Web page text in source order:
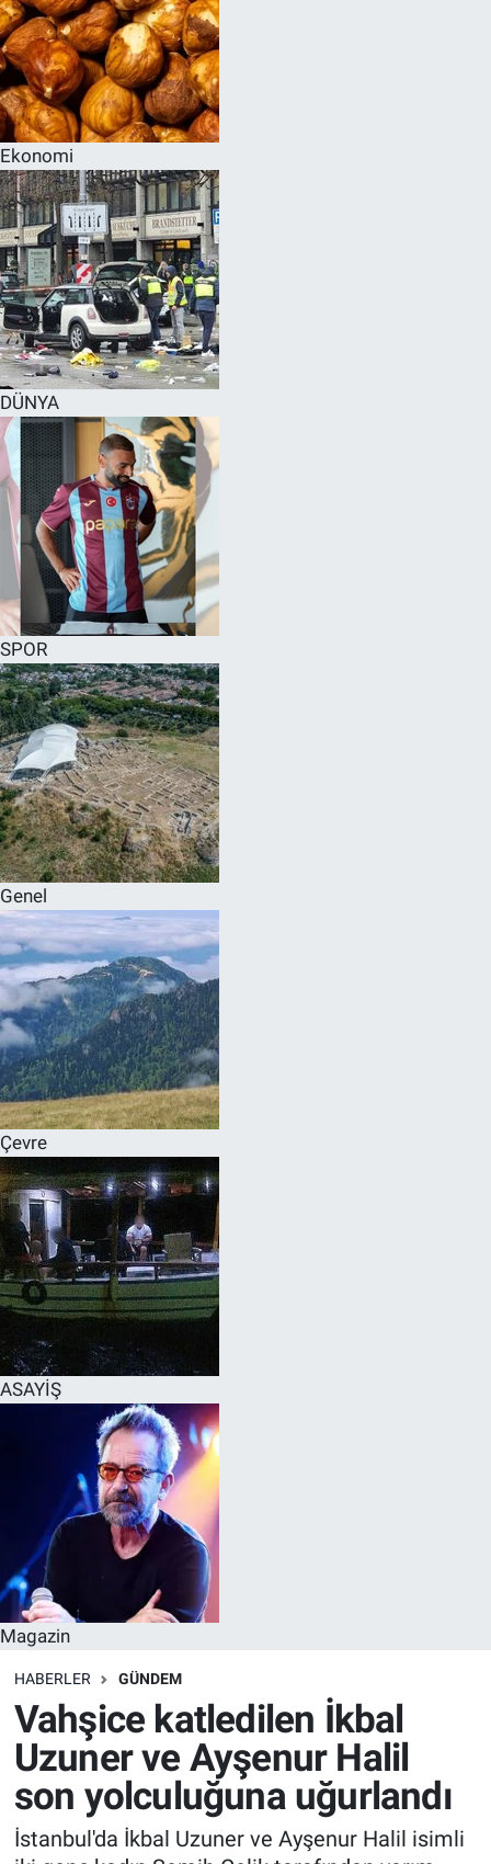
Ekonomi
DÜNYA
SPOR
Genel
Çevre
ASAYİŞ
Magazin
HABERLER GÜNDEM
Vahşice katledilen İkbal
Uzuner ve Ayşenur Halil
son yolculuğuna uğurlandı
İstanbul'da İkbal Uzuner ve Ayşenur Halil isimli